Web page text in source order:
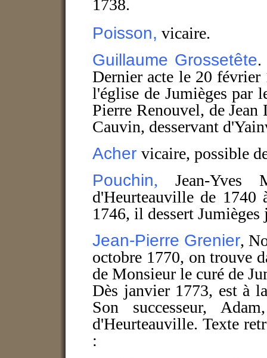
1738.
Poisson, vicaire.
Guillaume Grossetête.
Dernier acte le 20 février
l'église de Jumièges par
Pierre Renouvel, de
Cauvin, desservant
Acher vicaire, possible
Pouchin, Jean-Yves
d'Heurteauville de 1740
1746, il dessert
Jean-Pierre Grenier,
octobre 1770, on trouve
de Monsieur le curé de
Dès janvier 1773, est à
Son successeur,
d'Heurteauville. Texte
: